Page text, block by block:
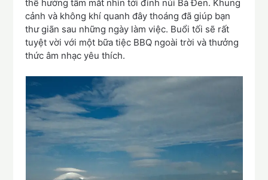
thể hướng tầm mắt nhìn tới đỉnh núi Bà Đen. Khung
cảnh và không khí quanh đây thoáng đã giúp bạn
thư giãn sau những ngày làm việc. Buổi tối sẽ rất
tuyệt vời với một bữa tiệc BBQ ngoài trời và thưởng
thức âm nhạc yêu thích.